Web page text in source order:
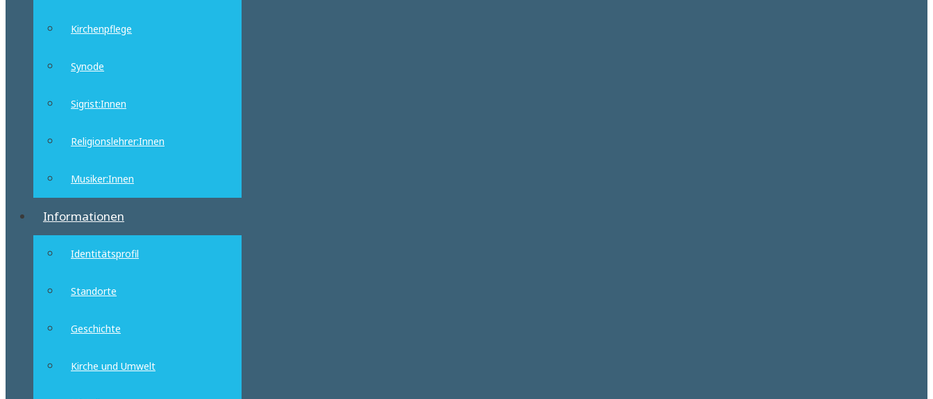
Kirchenpflege
Synode
Sigrist:Innen
Religionslehrer:Innen
Musiker:Innen
Informationen
Identitätsprofil
Standorte
Geschichte
Kirche und Umwelt